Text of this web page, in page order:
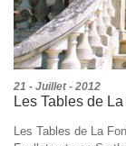
21 - Juillet - 2012
Les Tables de
Les Tables de La